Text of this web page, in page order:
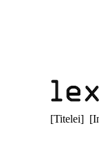
[Titelei] [